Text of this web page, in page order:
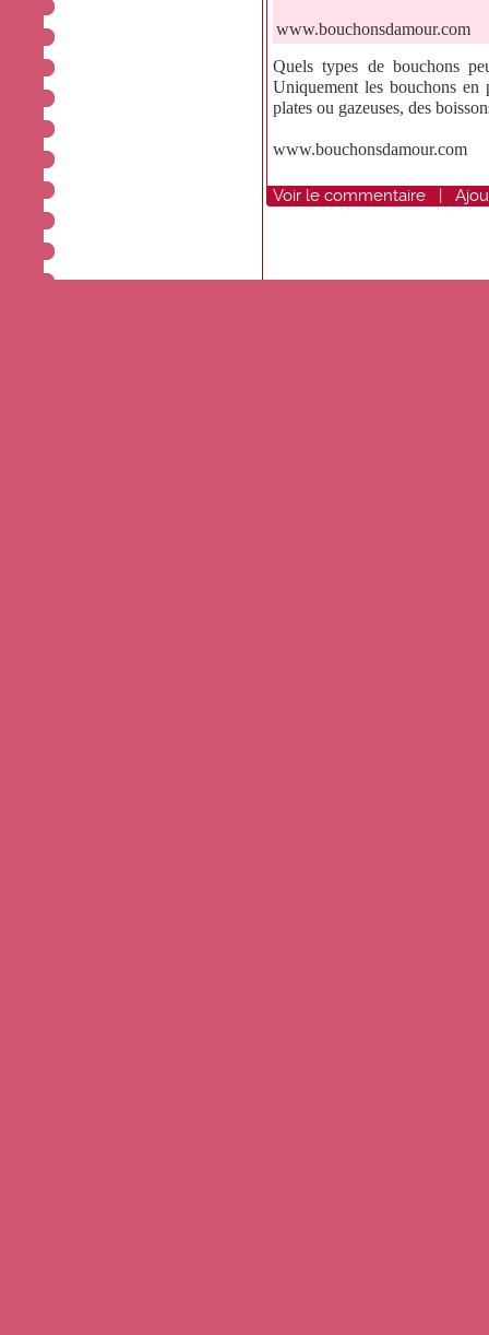
www.bouchonsdamour.com
Quels types de bouchons
Uniquement les bouchons en
plates ou gazeuses, des
www.bouchonsdamour.com
Voir le commentaire |